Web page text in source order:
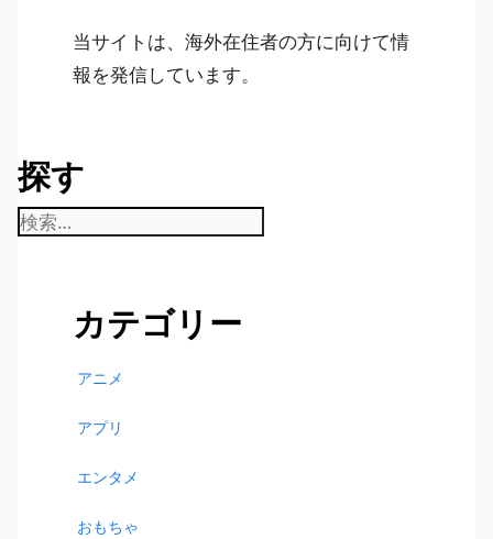
当サイトは、海外在住者の方に向けて情
報を発信しています。
探す
検
カテゴリー
アニメ
アプリ
エンタメ
おもちゃ